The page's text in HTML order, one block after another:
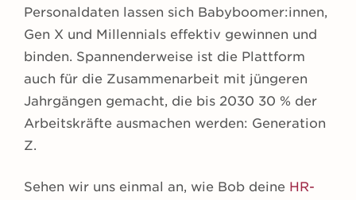
Personaldaten lassen sich Babyboomer:innen,
Gen X und Millennials effektiv gewinnen und
binden. Spannenderweise ist die Plattform
auch für die Zusammenarbeit mit jüngeren
Jahrgängen gemacht, die bis 2030 30 % der
Arbeitskräfte ausmachen werden: Generation
Z.
Sehen wir uns einmal an, wie Bob deine HR-